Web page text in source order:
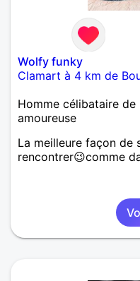
Wolfy funky
Clamart à 4 km de
Homme célibataire
amoureuse
La meilleure façon de
rencontrer😉comme